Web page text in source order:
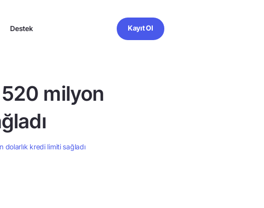
Destek Kayıt Ol
milyon
dolarlık kredi limiti sağladı